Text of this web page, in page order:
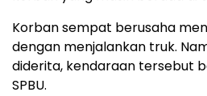
Korban sempat berusaha
dengan menjalankan truk.
diderita, kendaraan tersebut
SPBU.